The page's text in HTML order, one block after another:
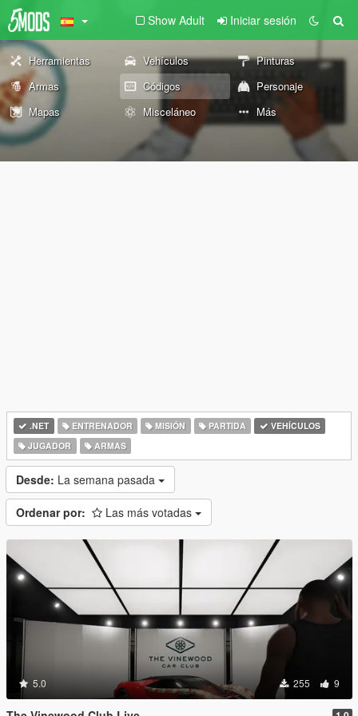
Show Adult Iniciar sesión
Herramientas Vehículos
Pinturas
Armas
Códigos
Personaje
Mapas
Misceláneo Más
.NET ENTRENADOR MISIÓN PARTIDA
VEHÍCULOS
JUGADOR
ARMAS
Desde: La semana pasada
Ordenar por: Las más votadas
5.0 255 9